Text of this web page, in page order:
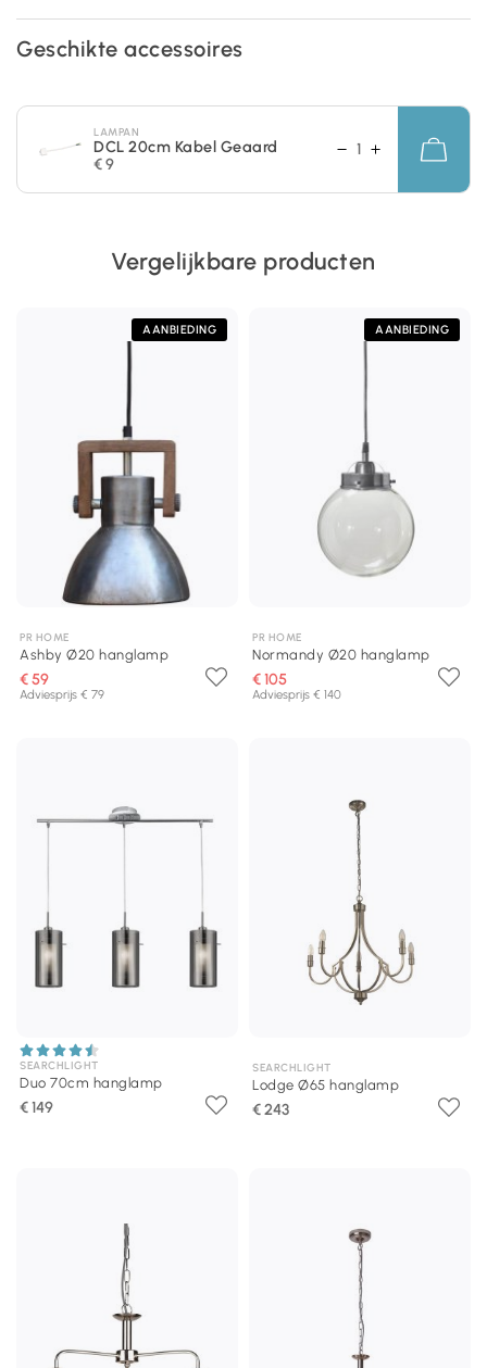
Geschikte accessoires
LAMPAN
DCL 20cm Kabel Geaard
€ 9
Vergelijkbare producten
AANBIEDING
PR HOME
Ashby Ø20 hanglamp
€ 59
Adviesprijs € 79
AANBIEDING
PR HOME
Normandy Ø20 hanglamp
€ 105
Adviesprijs € 140
SEARCHLIGHT
Duo 70cm hanglamp
€ 149
SEARCHLIGHT
Lodge Ø65 hanglamp
€ 243